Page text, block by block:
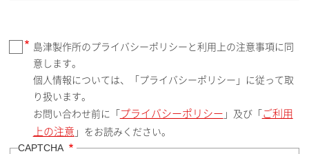
島津製作所のプライバシーポリシーと利用上の注意事項に同
意します。
個人情報については、「プライバシーポリシー」に従って取
り扱います。
お問い合わせ前に「 プライバシーポリシー 」及び「 ご利用
上の注意 」をお読みください。
CAPTCHA